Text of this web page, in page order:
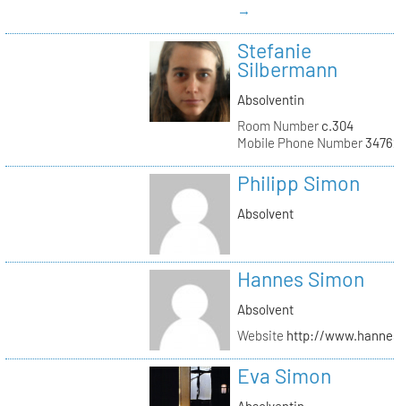
→
Stefanie
Silbermann
Absolventin
Room Numberc.304
Mobile Phone Number
Philipp Simon
Absolvent
Hannes Simon
Absolvent
Website http://
Eva Simon